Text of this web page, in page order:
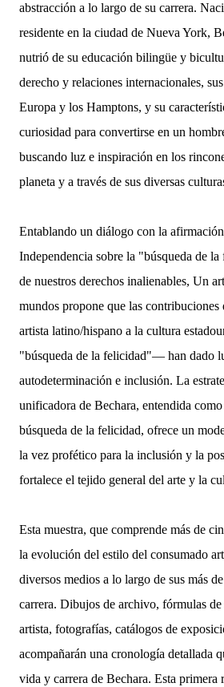
abstracción a lo largo de su carrera.
residente en la ciudad de Nueva York,
nutrió de su educación bilingüe y
derecho y relaciones internacionales,
Europa y los Hamptons, y su
curiosidad para convertirse en un
buscando luz e inspiración en los
planeta y a través de sus diversas
Entablando un diálogo con la
Independencia sobre la "búsqueda de
de nuestros derechos inalienables, Un
mundos propone que las contribuciones
artista latino/hispano a la cultura
"búsqueda de la felicidad"— han dado
autodeterminación e inclusión. La
unificadora de Bechara, entendida
búsqueda de la felicidad, ofrece un
la vez profético para la inclusión y la
fortalece el tejido general del arte y la
Esta muestra, que comprende más de
la evolución del estilo del consumado
diversos medios a lo largo de sus más
carrera. Dibujos de archivo, fórmulas
artista, fotografías, catálogos de
acompañarán una cronología detallada
vida y carrera de Bechara. Esta primera